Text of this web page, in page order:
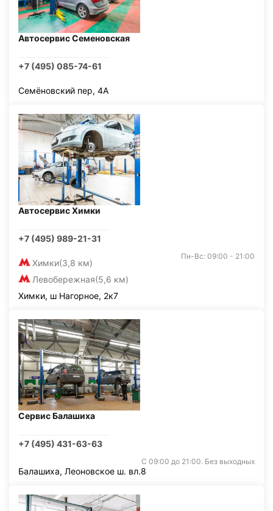
Автосервис Семеновская
+7 (495) 085-74-61
Семёновский пер, 4А
Автосервис Химки
+7 (495) 989-21-31
Химки(3,8 км)
Левобережная(5,6 км)
Пн-Вс: 09:00 - 21:00
Химки, ш Нагорное, 2к7
Сервис Балашиха
+7 (495) 431-63-63
С 09:00 до 21:00. Без выходных
Балашиха, Леоновское ш. вл.8